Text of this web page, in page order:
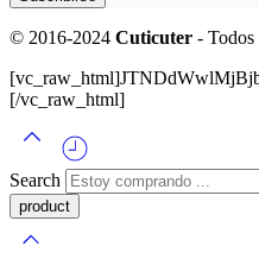
© 2016-2024 Cuticuter - Todos
[/vc_raw_html]
Search